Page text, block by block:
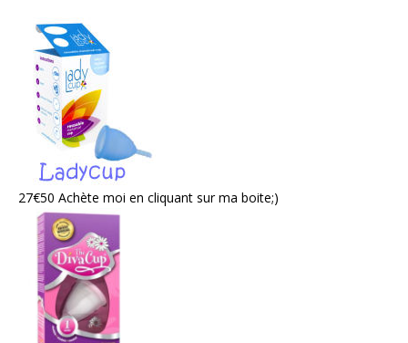
27€50 Achète moi en cliquant sur ma boite;)